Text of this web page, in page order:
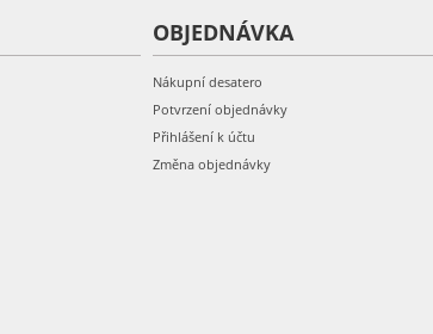
OBJEDNÁVKA
Nákupní desatero
Potvrzení objednávky
Přihlášení k účtu
Změna objednávky